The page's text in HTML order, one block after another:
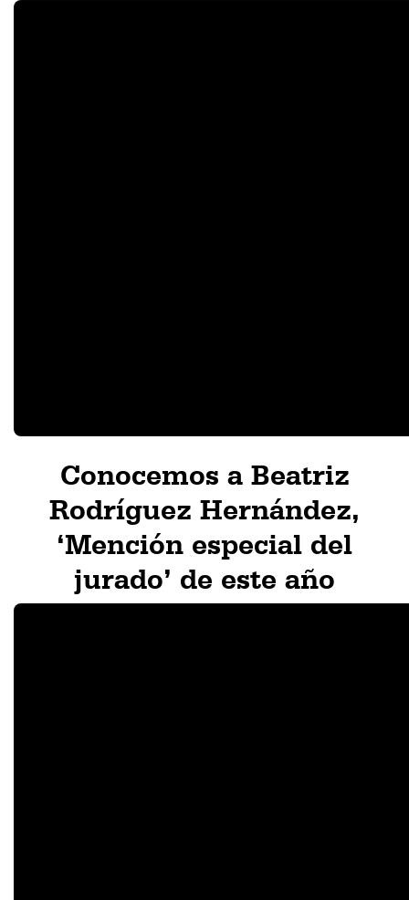
Conocemos a Beatriz
Rodríguez Hernández,
‘Mención especial del
jurado’ de este año